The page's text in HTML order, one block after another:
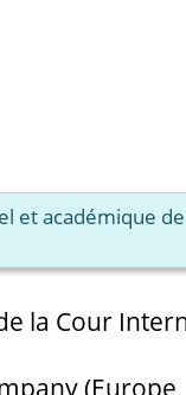
et académique
la Cour